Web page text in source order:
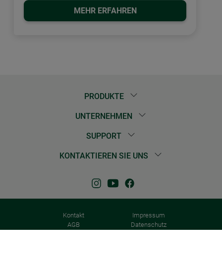
MEHR ERFAHREN
PRODUKTE
UNTERNEHMEN
SUPPORT
KONTAKTIEREN SIE UNS
Kontakt
Impressum
AGB
Datenschutz